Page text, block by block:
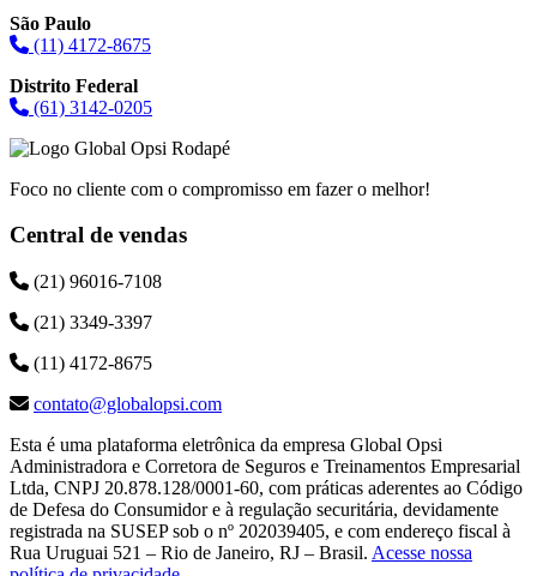
São Paulo
(11) 4172-8675
Distrito Federal
(61) 3142-0205
Foco no cliente com o compromisso em fazer o melhor!
Central de vendas
(21) 96016-7108
(21) 3349-3397
(11) 4172-8675
contato@globalopsi.com
Esta é uma plataforma eletrônica da empresa Global Opsi
Administradora e Corretora de Seguros e Treinamentos Empresarial
Ltda, CNPJ 20.878.128/0001-60, com práticas aderentes ao Código
de Defesa do Consumidor e à regulação securitária, devidamente
registrada na SUSEP sob o nº 202039405, e com endereço fiscal à
Rua Uruguai 521 – Rio de Janeiro, RJ – Brasil. Acesse nossa